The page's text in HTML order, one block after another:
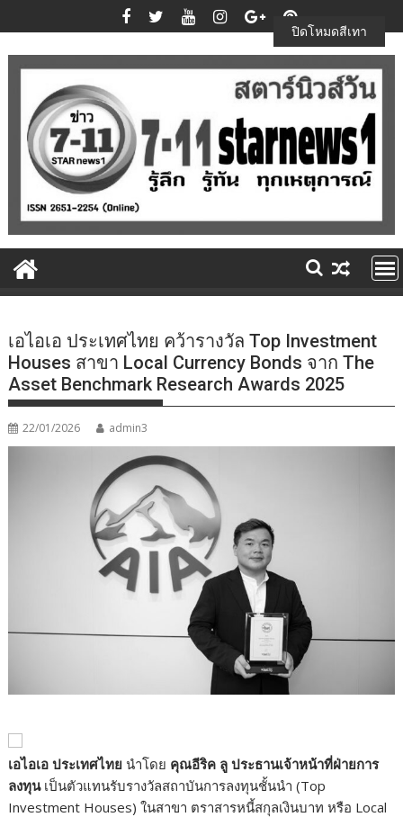
to
content
เอไอเอ ประเทศไทย คว้ารางวัล Top Investment
Houses สาขา Local Currency Bonds จาก The
Asset Benchmark Research Awards 2025
22/01/2026 admin3
เอไอเอ ประเทศไทย นำโดย คุณอีริค ลู ประธานเจ้าหน้าที่ฝ่ายการ
ลงทุนเป็นตัวแทนรับรางวัลสถาบันการลงทุนชั้นนำ (Top
Investment Houses) ในสาขา ตราสารหนี้สกุลเงินบาท หรือ Local
ปิดโหมดสีเทา